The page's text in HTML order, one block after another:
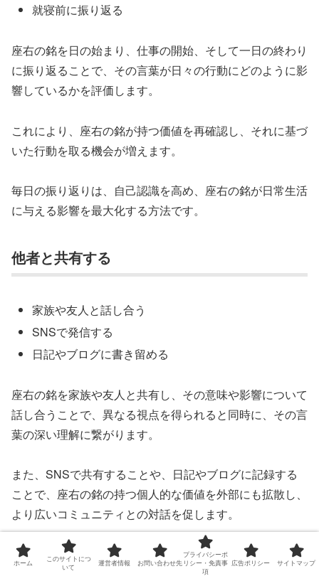
就寝前に振り返る
座右の銘を日の始まり、仕事の開始、そして一日の終わり
に振り返ることで、その言葉が日々の行動にどのように影
響しているかを評価します。
これにより、座右の銘が持つ価値を再確認し、それに基づ
いた行動を取る機会が増えます。
毎日の振り返りは、自己認識を高め、座右の銘が日常生活
に与える影響を最大化する方法です。
他者と共有する
家族や友人と話し合う
SNSで発信する
日記やブログに書き留める
座右の銘を家族や友人と共有し、その意味や影響について
話し合うことで、異なる視点を得られると同時に、その言
葉の深い理解に繋がります。
また、SNSで共有することや、日記やブログに記録する
ことで、座右の銘の持つ個人的な価値を外部にも拡散し、
より広いコミュニティとの対話を促します。
これにより、他人からのフィードバックやインスピレーシ
ホーム
このサイトにつ
いて
運営者情報 お問い合わせ先
プライバシーポ
リシー・免責事
項
広告ポリシー サイトマップ